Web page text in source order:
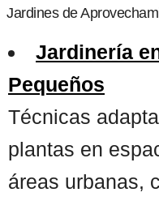
Jardines de
Jardinería
Pequeños
Técnicas
plantas en
áreas urbanas,